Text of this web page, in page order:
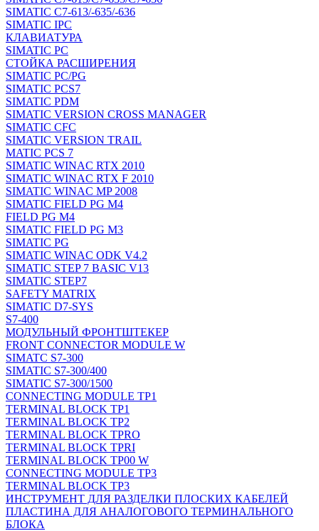
SIMATIC C7-613/-635/-636
SIMATIC IPC
КЛАВИАТУРА
SIMATIC PC
СТОЙКА РАСШИРЕНИЯ
SIMATIC PC/PG
SIMATIC PCS7
SIMATIC PDM
SIMATIC VERSION CROSS MANAGER
SIMATIC CFC
SIMATIC VERSION TRAIL
MATIC PCS 7
SIMATIC WINAC RTX 2010
SIMATIC WINAC RTX F 2010
SIMATIC WINAC MP 2008
SIMATIC FIELD PG M4
FIELD PG M4
SIMATIC FIELD PG M3
SIMATIC PG
SIMATIC WINAC ODK V4.2
SIMATIC STEP 7 BASIC V13
SIMATIC STEP7
SAFETY MATRIX
SIMATIC D7-SYS
S7-400
МОДУЛЬНЫЙ ФРОНТШТЕКЕР
FRONT CONNECTOR MODULE W
SIMATC S7-300
SIMATIC S7-300/400
SIMATIC S7-300/1500
CONNECTING MODULE TP1
TERMINAL BLOCK TP1
TERMINAL BLOCK TP2
TERMINAL BLOCK TPRO
TERMINAL BLOCK TPRI
TERMINAL BLOCK TP00 W
CONNECTING MODULE TP3
TERMINAL BLOCK TP3
ИНСТРУМЕНТ ДЛЯ РАЗДЕЛКИ ПЛОСКИХ КАБЕЛЕЙ
ПЛАСТИНА ДЛЯ АНАЛОГОВОГО ТЕРМИНАЛЬНОГО
БЛОКА